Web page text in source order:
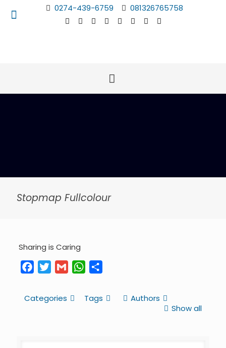
0274-439-6759 081326765758
Stopmap Fullcolour
Sharing is Caring
FacebookTwitterGmail WhatsApp
Categories Tags
Authors
Show all